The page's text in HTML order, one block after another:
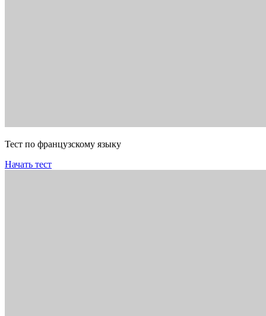
Тест по французскому языку
Начать тест